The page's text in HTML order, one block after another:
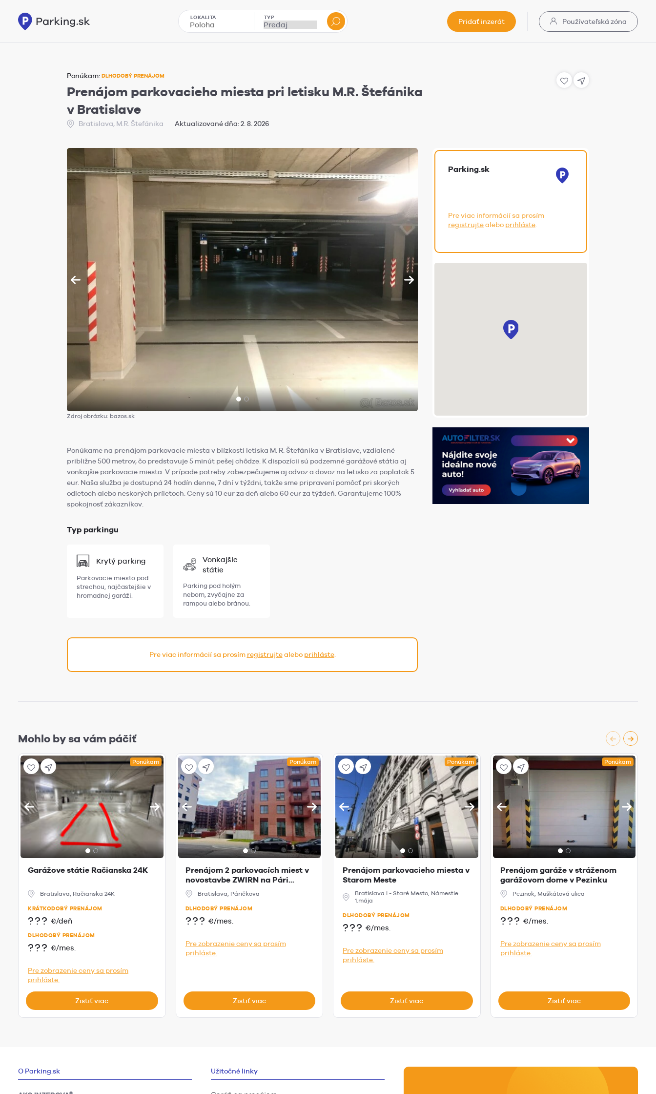
LOKALITA TYP
Pridať inzerát Používateľská zóna
Ponúkam: DLHODOBÝ PRENÁJOM
Prenájom parkovacieho miesta pri letisku M.R. Štefánika
v Bratislave
Bratislava, M.R. Štefánika Aktualizované dňa: 2. 8. 2026
Zdroj obrázku: bazos.sk
Ponúkame na prenájom parkovacie miesta v blízkosti letiska M. R. Štefánika v Bratislave, vzdialené
približne 500 metrov, čo predstavuje 5 minút pešej chôdze. K dispozícii sú podzemné garážové státia aj
vonkajšie parkovacie miesta. V prípade potreby zabezpečujeme aj odvoz a dovoz na letisko za poplatok 5
eur. Naša služba je dostupná 24 hodín denne, 7 dní v týždni, takže sme pripravení pomôcť pri skorých
odletoch alebo neskorých príletoch. Ceny sú 10 eur za deň alebo 60 eur za týždeň. Garantujeme 100%
spokojnosť zákazníkov.
Typ parkingu
Krytý parking
Parkovacie miesto pod
strechou, najčastejšie v
hromadnej garáži.
Vonkajšie
státie
Parking pod holým
nebom, zvyčajne za
rampou alebo bránou.
Pre viac informácií sa prosím registrujtealebo prihláste.
Parking.sk
Pre viac informácií sa prosím
registrujtealebo prihláste
Mohlo by sa vám páčiť
Ponúkam
Garážove státie Račianska 24K
Bratislava, Račianska 24K
KRÁTKODOBÝ PRENÁJOM
??? €/deň
DLHODOBÝ PRENÁJOM
??? €/mes.
Pre zobrazenie ceny sa prosím
prihláste.
Zistiť viac
Ponúkam
Prenájom 2 parkovacích miest v
novostavbe ZWIRN na Pári...
Bratislava, Páričkova
DLHODOBÝ PRENÁJOM
??? €/mes.
Pre zobrazenie ceny sa prosím
prihláste.
Zistiť viac
Ponúkam
Prenájom parkovacieho miesta v
Starom Meste
Bratislava I - Staré Mesto, Námestie
1.mája
DLHODOBÝ PRENÁJOM
??? €/mes.
Pre zobrazenie ceny sa prosím
prihláste.
Zistiť viac
Ponúkam
Prenájom garáže v stráženom
garážovom dome v Pezinku
Pezinok, Muškátová ulica
DLHODOBÝ PRENÁJOM
??? €/mes.
Pre zobrazenie ceny sa prosím
prihláste.
Zistiť viac
O Parking.sk Užitočné linky